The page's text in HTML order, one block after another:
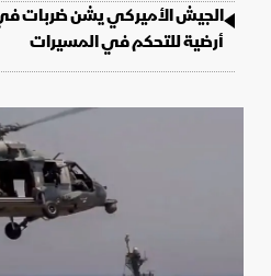
الجيش الأميركي يشن ضربات
أرضية للتحكم في المسيرات